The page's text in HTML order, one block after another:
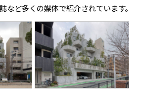
など多くの媒体で紹介されています。